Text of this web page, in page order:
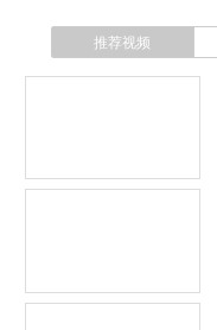
推荐视频